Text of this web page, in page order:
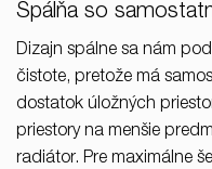
Spálňa so
Dizajn spálne sa nám
čistote, pretože má
dostatok úložných
priestory na menšie
radiátor. Pre maximálne